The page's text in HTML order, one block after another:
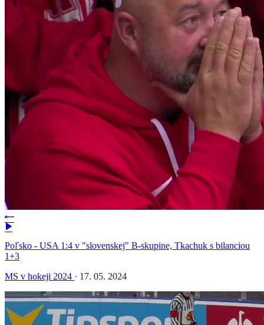
Poľsko - USA 1:4 v "slovenskej" B-skupine, Tkachuk s bilanciou
1+3
MS v hokeji 2024 · 17. 05. 2024